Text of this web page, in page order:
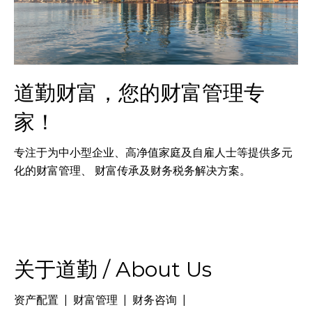
道勤财富，您的财富管理专
家！
专注于为中小型企业、高净值家庭及自雇人士等提供多元
化的财富管理、 财富传承及财务税务解决方案。
关于道勤 / About Us
资产配置 | 财富管理 | 财务咨询 |